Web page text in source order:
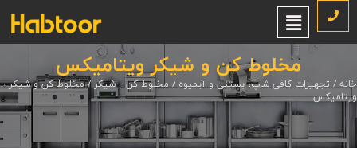
مخلوط کن و شیکر ویتامیکس
خانه / تجهیزات کافی شاپ، بستنی و آبمیوه /مخلوط کن _ شیکر / مخلوط کن و شیکر
ویتامیکس